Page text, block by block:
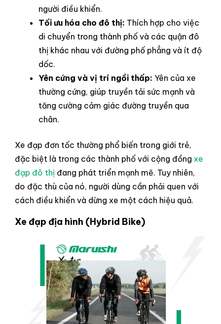
người điều khiển.
Tối ưu hóa cho đô thị: Thích hợp cho việc
di chuyển trong thành phố và các quận đô
thị khác nhau với đường phố phẳng và ít độ
dốc.
Yên cứng và vị trí ngồi thấp: Yên của xe
thường cứng, giúp truyền tải sức mạnh và
tăng cường cảm giác đường truyền qua
chân.
Xe đạp đơn tốc thường phổ biến trong giới trẻ,
đặc biệt là trong các thành phố với cộng đồng xe
đạp đô thị đang phát triển mạnh mẽ. Tuy nhiên,
do đặc thù của nó, người dùng cần phải quen với
cách điều khiển và dừng xe một cách hiệu quả.
Xe đạp địa hình (Hybrid Bike)